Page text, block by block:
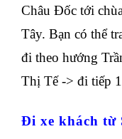
Châu Đốc tới
Tây. Bạn có thể
đi theo hướng
Thị Tế -> đi tiếp
Đi xe khách từ